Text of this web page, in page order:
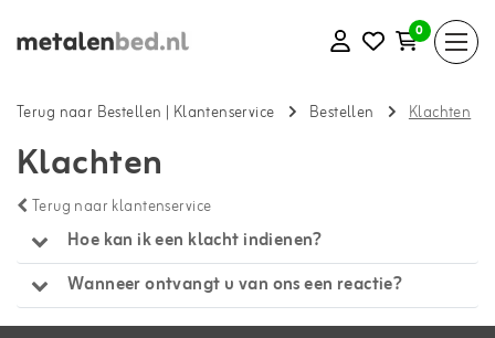
0
Terug naar Bestellen | Klantenservice Bestellen Klachten
Klachten
Terug naar klantenservice
Hoe kan ik een klacht indienen?
Wanneer ontvangt u van ons een reactie?